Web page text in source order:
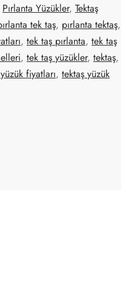
Pırlanta Yüzükler, Tektaş
tek taş, pırlanta tektaş,
, tek taş pırlanta, tek taş
, tek taş yüzükler, tektaş,
fiyatları, tektaş yüzük